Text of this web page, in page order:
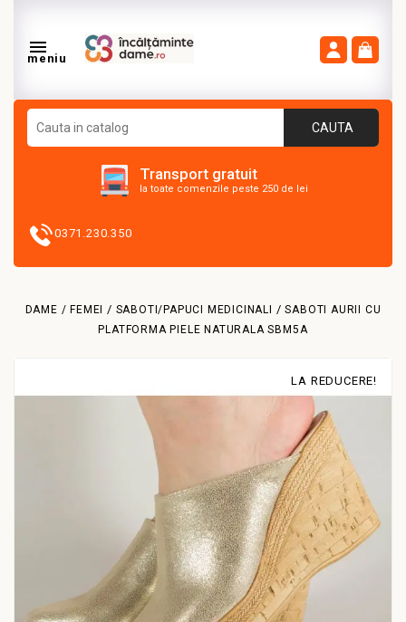

meniu
CAUTA
Transport gratuit
la toate comenzile peste 250 de lei
0371.230.350
DAME / FEMEI SABOTI/PAPUCI MEDICINALI
SABOTI AURII CU
PLATFORMA PIELE NATURALA SBM5A
LA REDUCERE!